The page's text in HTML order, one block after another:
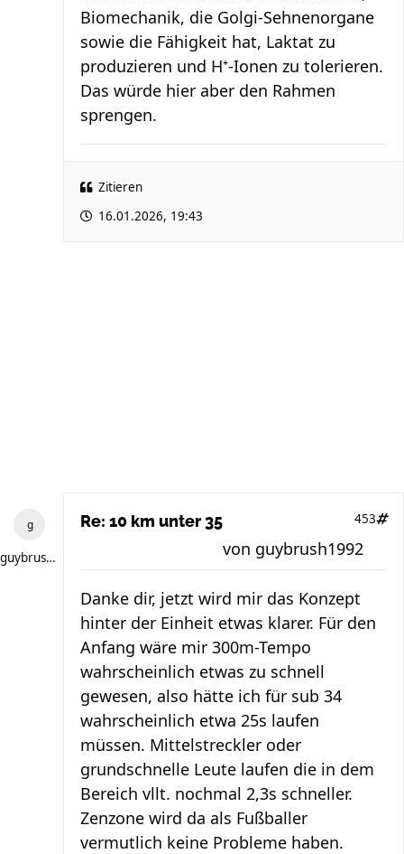
Biomechanik, die Golgi‑Sehnenorgane
sowie die Fähigkeit hat, Laktat zu
produzieren und H⁺‑Ionen zu tolerieren.
Das würde hier aber den Rahmen
sprengen.
Zitieren
16.01.2026, 19:43
guybrush1992
Re: 10 km unter 35 453
von guybrush1992
Danke dir, jetzt wird mir das Konzept
hinter der Einheit etwas klarer. Für den
Anfang wäre mir 300m-Tempo
wahrscheinlich etwas zu schnell
gewesen, also hätte ich für sub 34
wahrscheinlich etwa 25s laufen
müssen. Mittelstreckler oder
grundschnelle Leute laufen die in dem
Bereich vllt. nochmal 2,3s schneller.
Zenzone wird da als Fußballer
vermutlich keine Probleme haben.